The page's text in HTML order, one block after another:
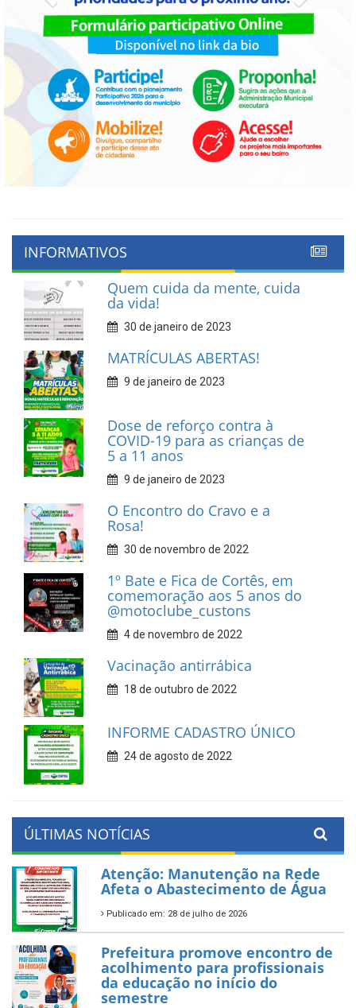
INFORMATIVOS
Quem cuida da mente, cuida
da vida!
30 de janeiro de 2023
MATRÍCULAS ABERTAS!
9 de janeiro de 2023
Dose de reforço contra à
COVID-19 para as crianças de
5 a 11 anos
9 de janeiro de 2023
O Encontro do Cravo e a
Rosa!
30 de novembro de 2022
1º Bate e Fica de Cortês, em
comemoração aos 5 anos do
@motoclube_custons
4 de novembro de 2022
Vacinação antirrábica
18 de outubro de 2022
INFORME CADASTRO ÚNICO
24 de agosto de 2022
ÚLTIMAS NOTÍCIAS
Atenção: Manutenção na Rede
Afeta o Abastecimento de Água
Publicado em: 28 de julho de 2026
Prefeitura promove encontro de
acolhimento para profissionais
da educação no início do
semestre